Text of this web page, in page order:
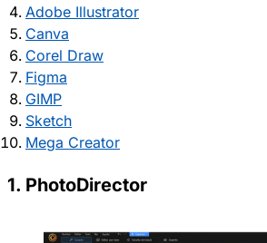
Adobe Illustrator
Canva
Corel Draw
Figma
GIMP
Sketch
Mega Creator
1. PhotoDirector